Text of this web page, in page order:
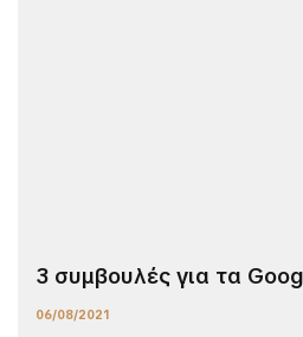
3 συμβουλές για τα
06/08/2021